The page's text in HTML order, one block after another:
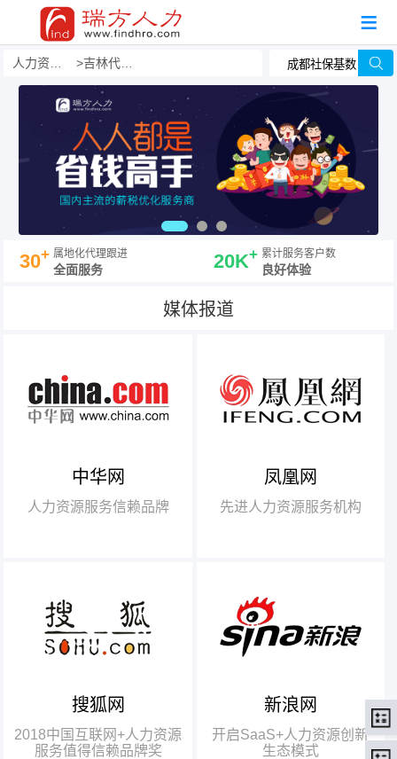
吉林代发工资
30+ 属地化代理跟进
全面服务 20K+ 累计服务客户数
良好体验
媒体报道
中华网
人力资源服务信赖品牌
【腾讯】“2018中国互联网
+行业领军企业奖”
【瑞方】“2018中国互联网
凤凰网
先进人力资源服务机构
搜狐网
2018中国互联网+人力资源
服务值得信赖品牌奖
瑞方人力获得人力资源行业唯
一奖项——“2018中国互联网+人
力资源服务值得信赖品牌奖”
新浪网
开启SaaS+人力资源创新
生态模式